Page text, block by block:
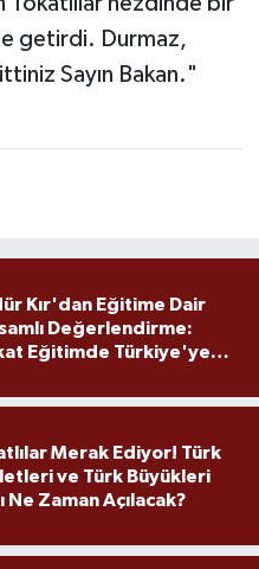
getirdi. Durmaz,
Sayın Bakan."
Kır'dan Eğitime Dair
Değerlendirme:
Eğitimde Türkiye'ye
Merak Ediyor! Türk
ve Türk Büyükleri
Ne Zaman Açılacak?